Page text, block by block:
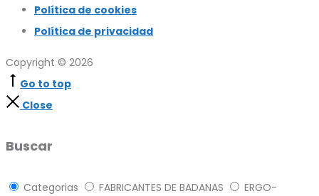
Política de cookies
Política de privacidad
Copyright © 2026
Go to top
Close
Buscar
Categorias FABRICANTES DE BADANAS
ERGO-